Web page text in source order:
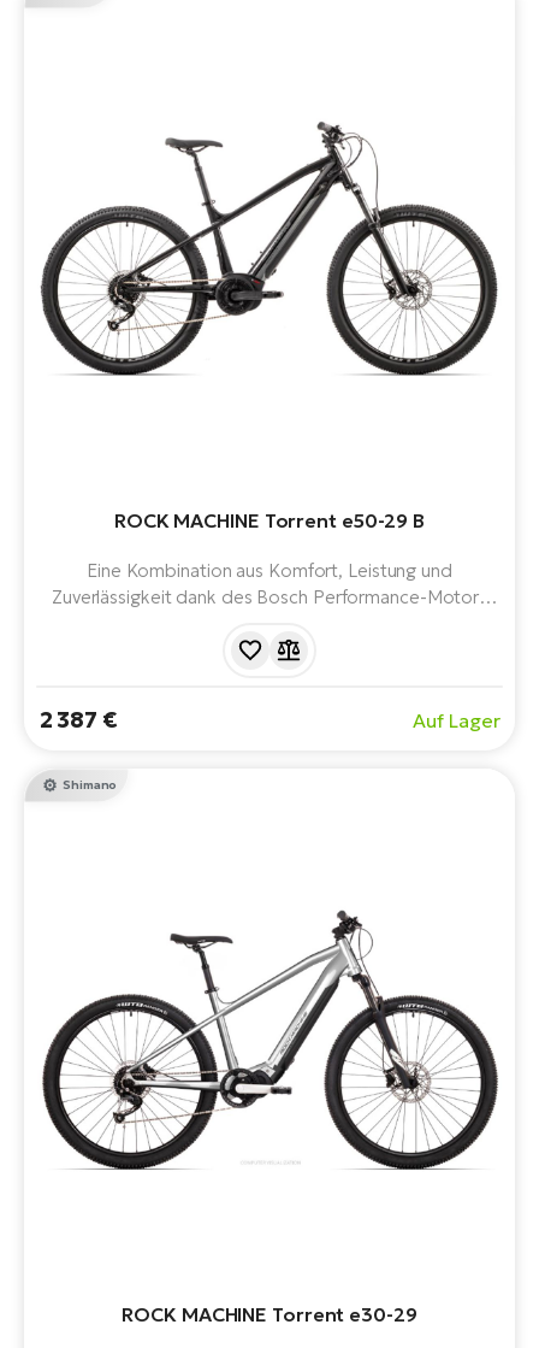
ROCK MACHINE Torrent e50-29 B
Eine Kombination aus Komfort, Leistung und
Zuverlässigkeit dank des Bosch Performance-Motors
mit Qualitätskomponenten wie hydraulischen Shimano-
2 387 € Auf Lager
Shimano
ROCK MACHINE Torrent e30-29